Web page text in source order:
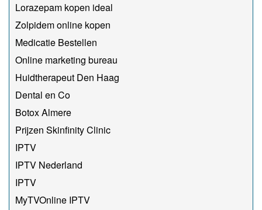
Lorazepam kopen ideal
Zolpidem online kopen
Medicatie Bestellen
Online marketing bureau
Huidtherapeut Den Haag
Dental en Co
Botox Almere
Prijzen Skinfinity Clinic
IPTV
IPTV Nederland
IPTV
MyTVOnline IPTV